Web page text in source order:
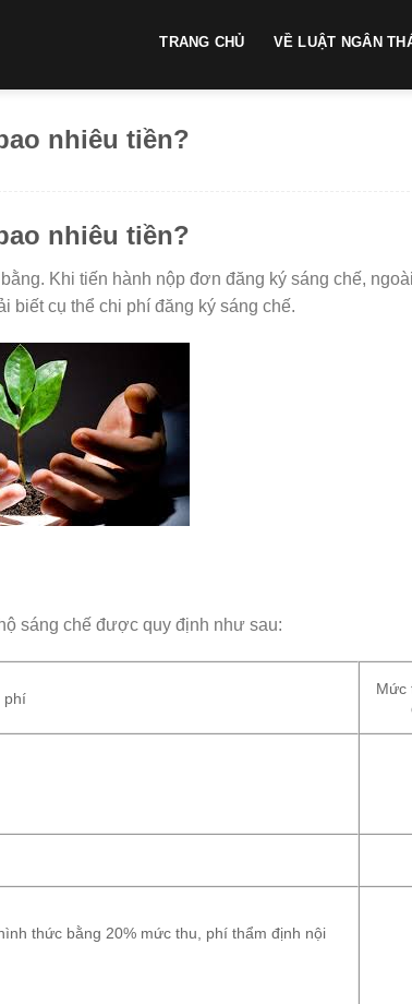
TRANG CHỦ VỀ LUẬT NGÂN
nhiêu tiền?
nhiêu tiền?
Khi tiến hành nộp đơn đăng ký sáng chế,
biết cụ thể chi phí đăng ký sáng chế.
sáng chế được quy định như sau:
phí
Mức
thức bằng 20% mức thu, phí thẩm định nội